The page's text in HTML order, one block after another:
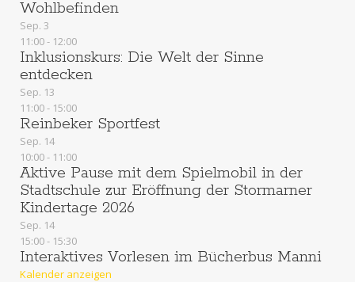
Wohlbefinden
Sep. 3
11:00- 12:00
Inklusionskurs: Die Welt der Sinne
entdecken
Sep. 13
11:00- 15:00
Reinbeker Sportfest
Sep. 14
10:00- 11:00
Aktive Pause mit dem Spielmobil in der
Stadtschule zur Eröffnung der Stormarner
Kindertage 2026
Sep. 14
15:00- 15:30
Interaktives Vorlesen im Bücherbus Manni
Kalender anzeigen